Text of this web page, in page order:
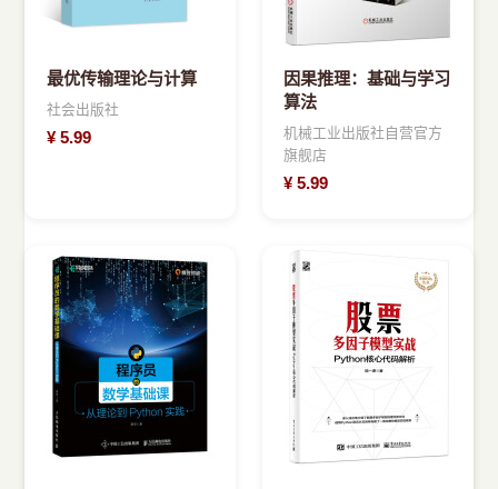
最优传输理论与计算
社会出版社
¥ 5.99
因果推理：基础与学习
算法
机械工业出版社自营官方
旗舰店
¥ 5.99